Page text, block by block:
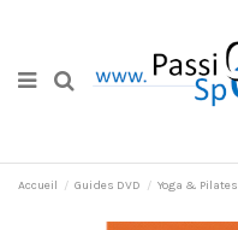
Accueil Guides DVD Yoga & Pilates